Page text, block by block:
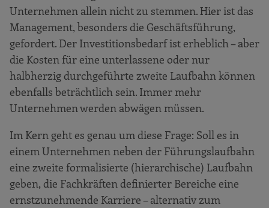
Unternehmen allein nicht zu stemmen. Hier ist das
Management, besonders die Geschäftsführung,
gefordert. Der Investitionsbedarf ist erheblich – aber
die Kosten für eine unterlassene oder nur
halbherzig durchgeführte zweite Laufbahn können
ebenfalls beträchtlich sein. Immer mehr
Unternehmen werden abwägen müssen.
Im Kern geht es genau um diese Frage: Soll es in
einem Unternehmen neben der Führungslaufbahn
eine zweite formalisierte (hierarchische) Laufbahn
geben, die Fachkräften definierter Bereiche eine
ernstzunehmende Karriere – alternativ zum